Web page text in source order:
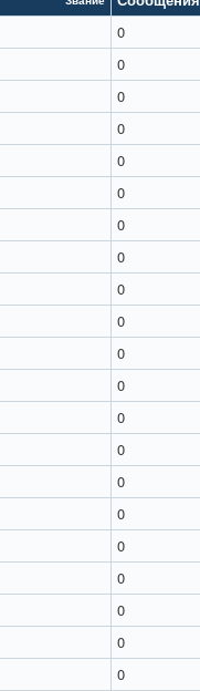
0
0
0
0
0
0
0
0
0
0
0
0
0
0
0
0
0
0
0
0
0